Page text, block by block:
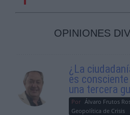
OPINIONES
¿La
es
una tercera
Por Álvaro Frutos
Geopolítica de Crisis